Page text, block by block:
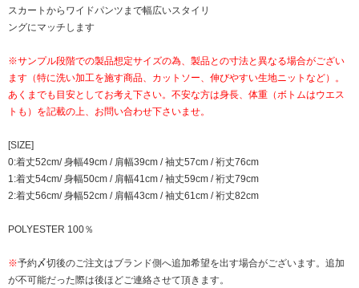
スカートからワイドパンツまで幅広いスタイリ
ングにマッチします
※サンプル段階での製品想定サイズの為、製品との寸法と異なる場合がござい
ます（特に洗い加工を施す商品、カットソー、伸びやすい生地ニットなど）。
あくまでも目安としてお考え下さい。不安な方は身長、体重（ボトムはウエス
トも）を記載の上、お問い合わせ下さいませ。
[SIZE]
0:着丈52cm/ 身幅49cm / 肩幅39cm / 袖丈57cm / 裄丈76cm
1:着丈54cm/ 身幅50cm / 肩幅41cm / 袖丈59cm / 裄丈79cm
2:着丈56cm/ 身幅52cm / 肩幅43cm / 袖丈61cm / 裄丈82cm
POLYESTER 100％
※予約〆切後のご注文はブランド側へ追加希望を出す場合がございます。追加
が不可能だった際は後ほどご連絡させて頂きます。